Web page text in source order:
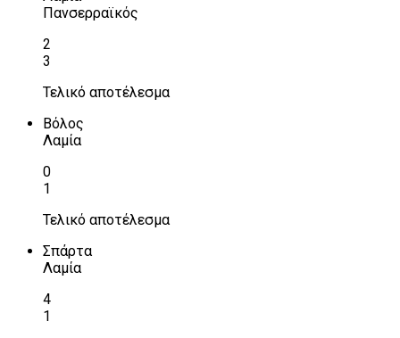
Πανσερραϊκός
2
3
Τελικό αποτέλεσμα
Βόλος
Λαμία
0
1
Τελικό αποτέλεσμα
Σπάρτα
Λαμία
4
1